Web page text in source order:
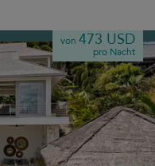
von 473 USD
pro Nacht